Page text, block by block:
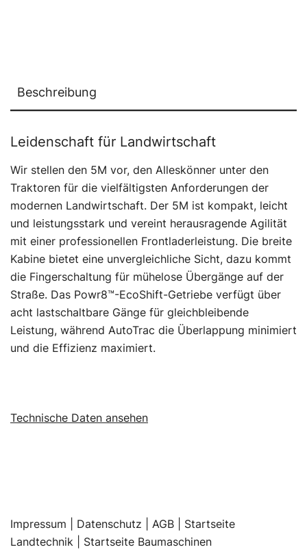
Beschreibung
Leidenschaft für Landwirtschaft
Wir stellen den 5M vor, den Alleskönner unter den
Traktoren für die vielfältigsten Anforderungen der
modernen Landwirtschaft. Der 5M ist kompakt, leicht
und leistungsstark und vereint herausragende Agilität
mit einer professionellen Frontladerleistung. Die breite
Kabine bietet eine unvergleichliche Sicht, dazu kommt
die Fingerschaltung für mühelose Übergänge auf der
Straße. Das Powr8™-EcoShift-Getriebe verfügt über
acht lastschaltbare Gänge für gleichbleibende
Leistung, während AutoTrac die Überlappung minimiert
und die Effizienz maximiert.
Technische Daten ansehen
Impressum Datenschutz | AGB | Startseite
Landtechnik | Startseite Baumaschinen